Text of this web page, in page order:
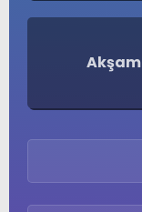
Akşam